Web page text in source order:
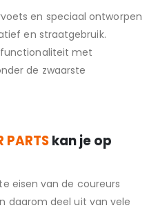
en speciaal ontworpen
en straatgebruik.
met
de zwaarste
PARTSkan je op
eisen van de coureurs
daarom deel uit van vele